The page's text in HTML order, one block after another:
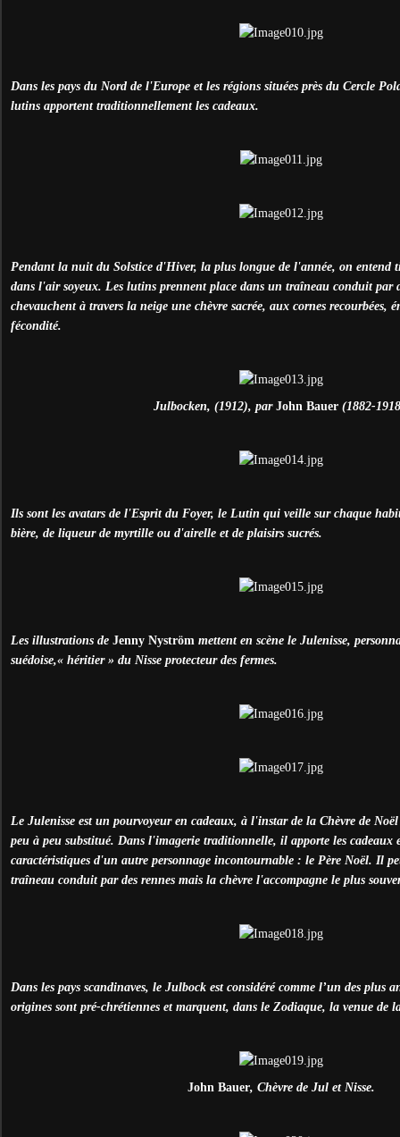
Dans les pays du Nord de l'Europe et les régions situées près du Cercle
lutins apportent traditionnellement les cadeaux.
Pendant la nuit du Solstice d'Hiver, la plus longue de l'année, on entend
dans l'air soyeux. Les lutins prennent place dans un traîneau conduit par
chevauchent à travers la neige une chèvre sacrée, aux cornes recourbées,
fécondité.
Julbocken, (1912), par John Bauer (1882-
Ils sont les avatars de l'Esprit du Foyer, le Lutin qui veille sur chaque
bière, de liqueur de myrtille ou d'airelle et de plaisirs sucrés.
Les illustrations de Jenny Nyström mettent en scène le Julenisse,
suédoise,« héritier » du Nisse protecteur des fermes.
Le Julenisse est un pourvoyeur en cadeaux, à l'instar de la Chèvre de
peu à peu substitué. Dans l'imagerie traditionnelle, il apporte les cadeaux
caractéristiques d'un autre personnage incontournable : le Père Noël. Il
traîneau conduit par des rennes mais la chèvre l'accompagne le plus
Dans les pays scandinaves, le Julbock est considéré comme l’un des plus
origines sont pré-chrétiennes et marquent, dans le Zodiaque, la venue de
John Bauer, Chèvre de Jul et Nisse.